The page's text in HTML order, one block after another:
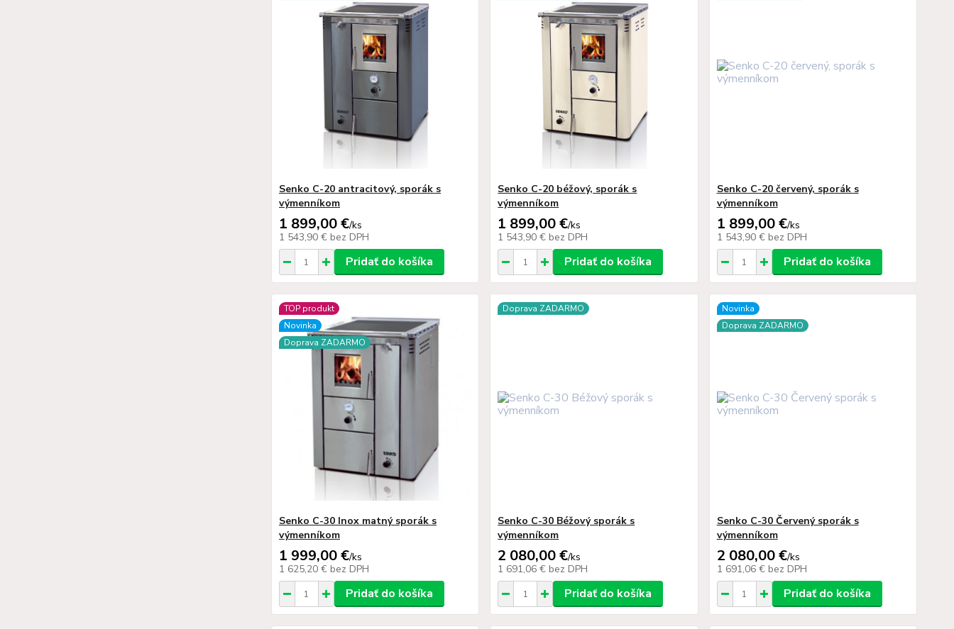
Senko C-20 antracitový, sporák s
výmenníkom
1 899,00 €/ks
1 543,90 € bez DPH
Pridať do košíka
Senko C-20 béžový, sporák s
výmenníkom
1 899,00 €/ks
1 543,90 € bez DPH
Pridať do košíka
Senko C-20 červený, sporák s
výmenníkom
1 899,00 €/ks
1 543,90 € bez DPH
Pridať do košíka
TOP produkt
Novinka
Doprava ZADARMO
Senko C-30 Inox matný sporák s
výmenníkom
1 999,00 €/ks
1 625,20 € bez DPH
Pridať do košíka
Doprava ZADARMO
Senko C-30 Béžový sporák s
výmenníkom
2 080,00 €/ks
1 691,06 € bez DPH
Pridať do košíka
Novinka
Doprava ZADARMO
Senko C-30 Červený sporák s
výmenníkom
2 080,00 €/ks
1 691,06 € bez DPH
Pridať do košíka